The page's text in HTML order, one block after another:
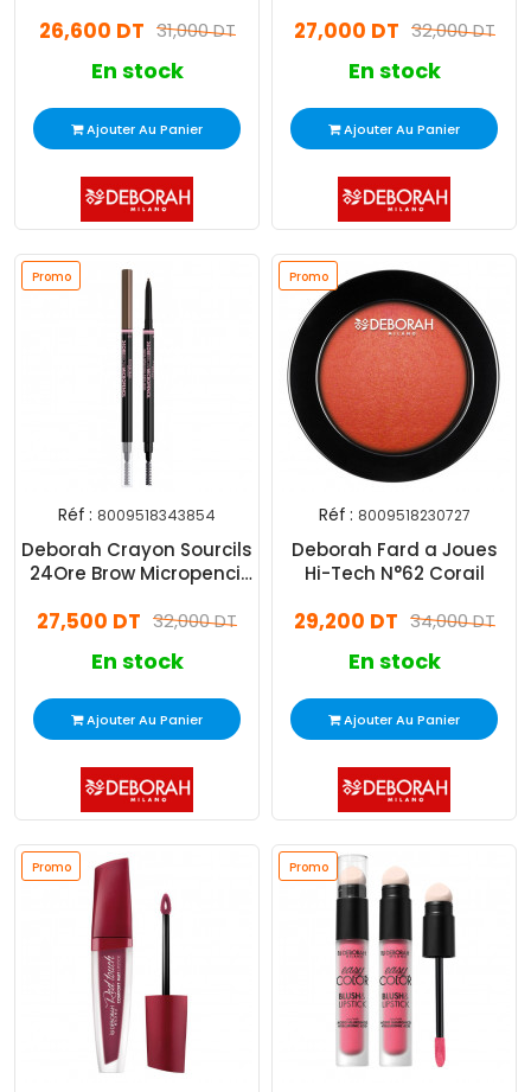
31,000 DT
26,600 DT
En stock
Ajouter Au Panier
32,000 DT
27,000 DT
En stock
Ajouter Au Panier
Promo
Réf : 8009518343854
Deborah Crayon Sourcils
24Ore Brow Micropencil
32,000 DT
27,500 DT
En stock
Ajouter Au Panier
Promo
Réf : 8009518230727
Deborah Fard a Joues
Hi-Tech N°62 Corail
34,000 DT
29,200 DT
En stock
Ajouter Au Panier
Promo Promo